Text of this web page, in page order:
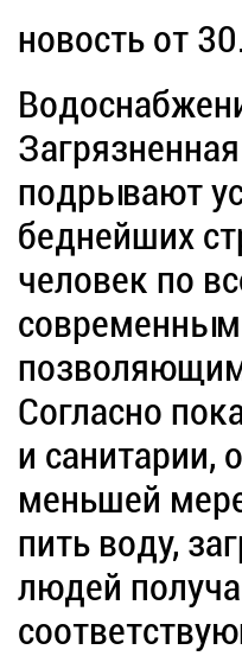
новость от
подрывают
беднейших
человек по
позволяющим
Согласно
и
меньшей
пить воду,
людей